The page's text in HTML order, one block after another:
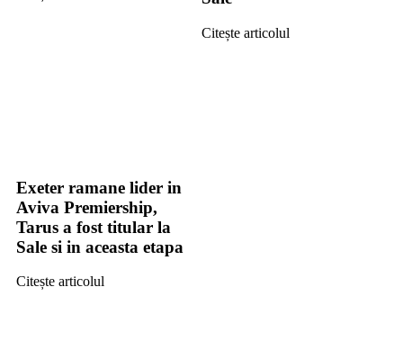
Citește articolul
Exeter ramane lider in
Aviva Premiership,
Tarus a fost titular la
Sale si in aceasta etapa
Citește articolul